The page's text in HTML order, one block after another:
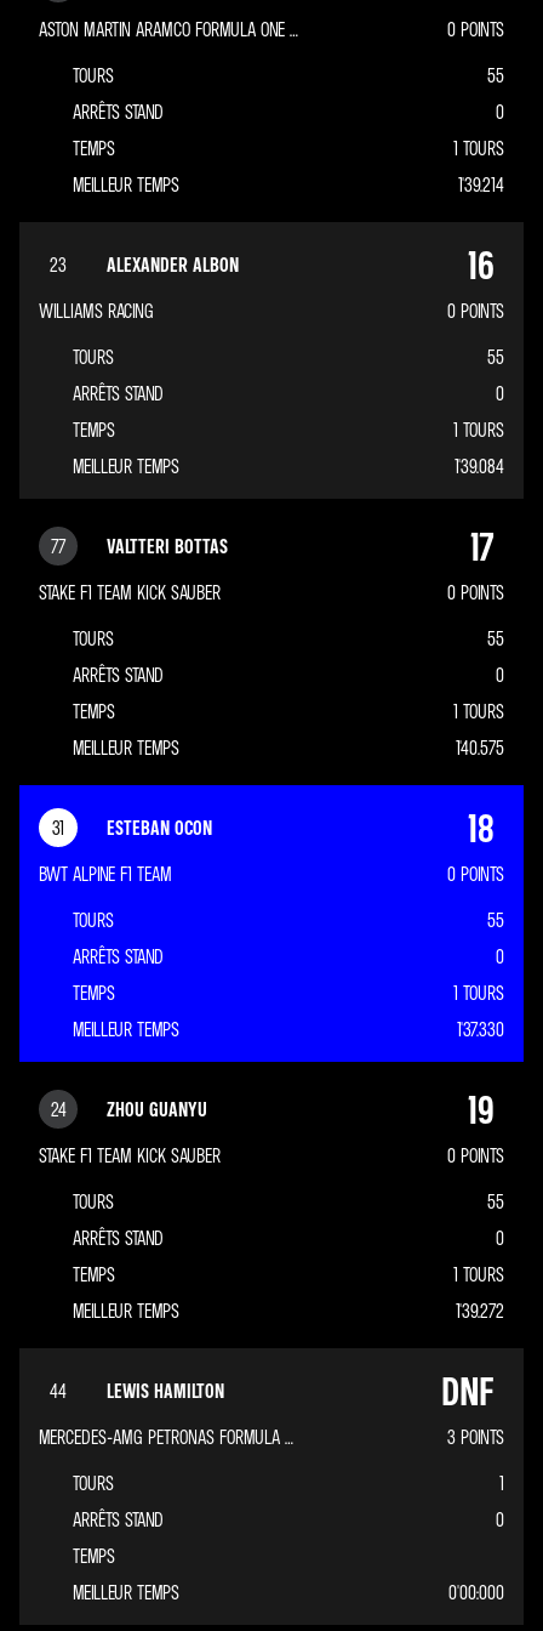
SEC.
TEMPS
ASTON MARTIN ARAMCO FORMULA ONE TEAM
55
1 TOURS
0
1'39.214
0 POINTS
TOURS
ARRÊTS STAND
TEMPS
MEILLEUR TEMPS
16
23
ALEXANDER ALBON
WILLIAMS RACING
55
1 TOURS
0
1'39.084
0 POINTS
TOURS
ARRÊTS STAND
TEMPS
MEILLEUR TEMPS
17
77
VALTTERI BOTTAS
STAKE F1 TEAM KICK SAUBER
55
1 TOURS
0
1'40.575
0 POINTS
TOURS
ARRÊTS STAND
TEMPS
MEILLEUR TEMPS
18
31
ESTEBAN OCON
BWT ALPINE F1 TEAM
55
1 TOURS
0
1'37.330
0 POINTS
TOURS
ARRÊTS STAND
TEMPS
MEILLEUR TEMPS
19
24
ZHOU GUANYU
STAKE F1 TEAM KICK SAUBER
55
1 TOURS
0
1'39.272
0 POINTS
TOURS
ARRÊTS STAND
TEMPS
MEILLEUR TEMPS
DNF
44
LEWIS HAMILTON
MERCEDES-AMG PETRONAS FORMULA ONE TEAM
1
0
0'00:000
3 POINTS
TOURS
ARRÊTS STAND
TEMPS
MEILLEUR TEMPS